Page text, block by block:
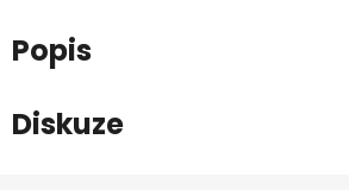
Popis
Diskuze